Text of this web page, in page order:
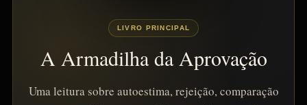
LIVRO PRINCIPAL
A Armadilha da Aprovação
Uma leitura sobre autoestima, rejeição, comparação